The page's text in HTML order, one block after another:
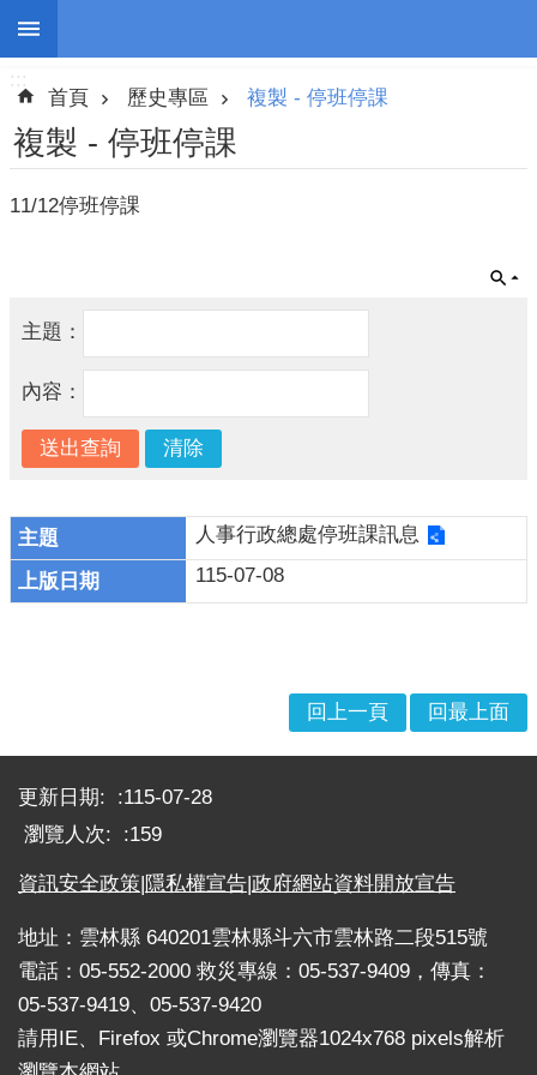
跳到主要內容區塊
進
階
搜
尋
停
防
災
警
戒
公
捐
款、
募
集
災
害
救
助
資
:::
首頁 歷史專區 複製 - 停班停課
複製 - 停班停課
11/12停班停課
主題：
內容：
人事行政總處停班課訊息
115-07-08
回上一頁 回最上面
更新日期:
115-07-28
瀏覽人次:
159
資訊安全政策 隱私權宣告 政府網站資料開放宣告
地址：雲林縣 640201雲林縣斗六市雲林路二段515號
電話：05-552-2000 救災專線：05-537-9409，傳真：
05-537-9419、05-537-9420
請用IE、Firefox 或Chrome瀏覽器1024x768 pixels解析